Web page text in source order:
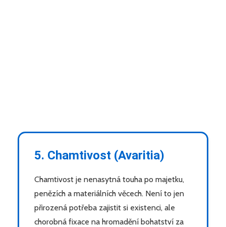
5. Chamtivost (Avaritia)
Chamtivost je nenasytná touha po majetku,
penězích a materiálních věcech. Není to jen
přirozená potřeba zajistit si existenci, ale
chorobná fixace na hromadění bohatství za